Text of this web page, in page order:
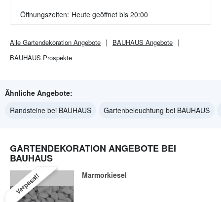
Öffnungszeiten: Heute geöffnet bis 20:00
Alle Gartendekoration Angebote BAUHAUS Angebote
BAUHAUS Prospekte
Ähnliche Angebote:
Randsteine bei BAUHAUS
Gartenbeleuchtung bei BAUHAUS
GARTENDEKORATION ANGEBOTE BEI
BAUHAUS
Verpasst! Marmorkiesel